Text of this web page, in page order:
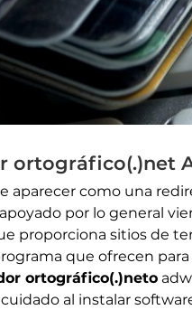
ortográfico(.)net
aparecer como una
por lo general
proporciona sitios de
que ofrecen
ortográfico(.)neto
al instalar